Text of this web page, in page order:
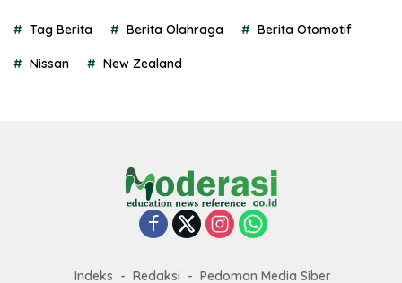
Tag Berita Berita Olahraga Berita Otomotif
Nissan New Zealand
Indeks Redaksi Pedoman Media Siber